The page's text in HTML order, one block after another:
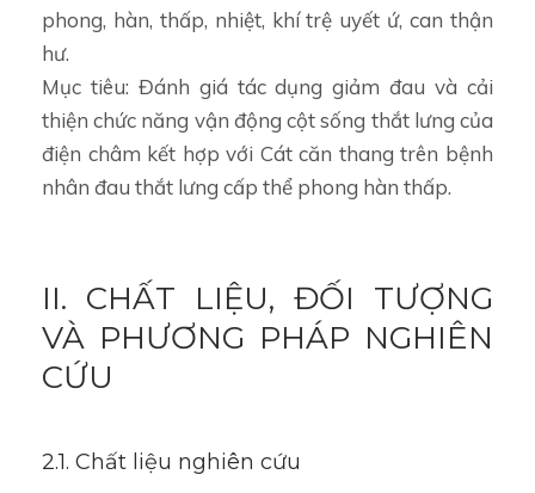
phong, hàn, thấp, nhiệt, khí trệ uyết ứ, can thận
hư.
Mục tiêu: Đánh giá tác dụng giảm đau và cải
thiện chức năng vận động cột sống thắt lưng của
điện châm kết hợp với Cát căn thang trên bệnh
nhân đau thắt lưng cấp thể phong hàn thấp.
II. CHẤT LIỆU, ĐỐI TƯỢNG
VÀ PHƯƠNG PHÁP NGHIÊN
CỨU
2.1. Chất liệu nghiên cứu